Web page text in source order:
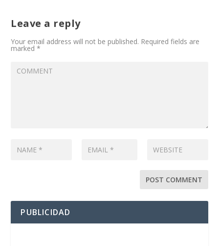
Leave a reply
Your email address will not be published. Required fields are
marked*
PUBLICIDAD